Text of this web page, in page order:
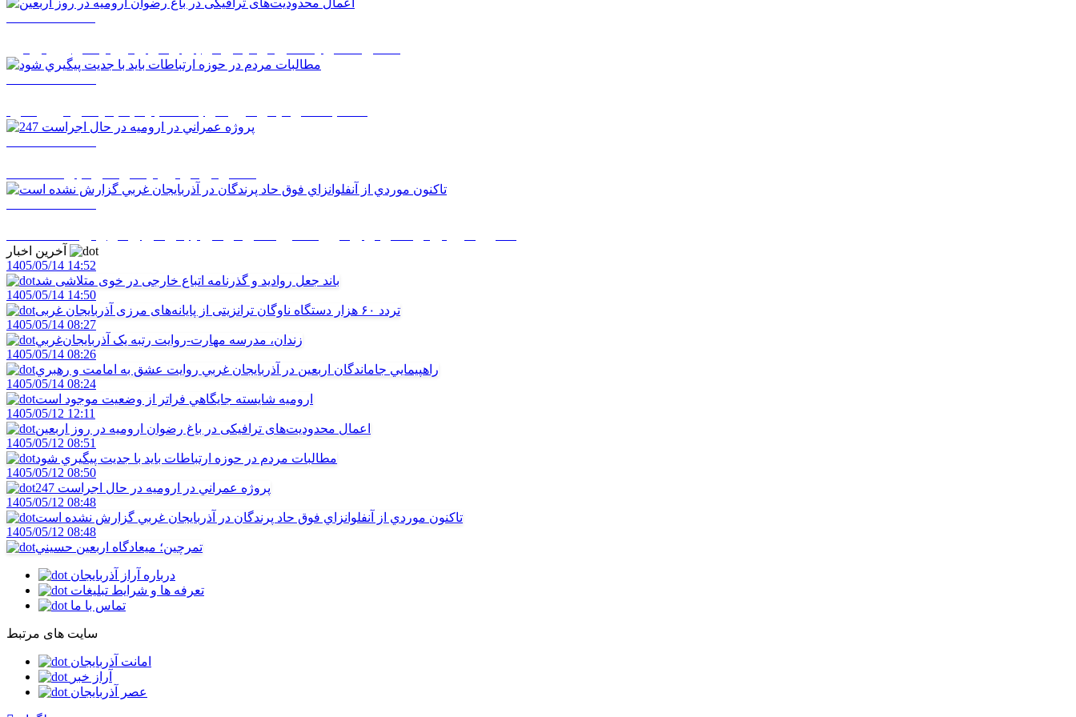
1405/05/14 14:52
باند جعل روادید و گذرنامه اتباع خارجی در خوی متلاشی شد
1405/05/14 14:50
تردد ۶۰ هزار دستگاه ناوگان ترانزیتی از پایانه‌های مرزی آذربایجان ‌غربی
1405/05/14 08:27
زندان، مدرسه مهارت-روايت رتبه يک آذربايجان‌غربي
1405/05/14 08:26
راهپيمايي جاماندگان اربعين در آذربايجان غربي روايت عشق به امامت و رهبري
1405/05/14 08:24
اروميه شايسته جايگاهي فراتر از وضعيت موجود است
1405/05/12 12:11
اعمال محدودیت‌های ترافیکی در باغ رضوان ارومیه در روز اربعین
1405/05/12 08:51
مطالبات مردم در حوزه ارتباطات بايد با جديت پيگيري شود
1405/05/12 08:50
247 پروژه عمراني در اروميه در حال اجراست
1405/05/12 08:48
تاکنون موردي از آنفلوانزاي فوق حاد پرندگان در آذربايجان غربي گزارش نشده است
1405/05/12 08:48
تمرچين؛ ميعادگاه اربعين حسيني
درباره آراز آذربایجان
تعرفه ها و شرایط تبلیغات
تماس با ما
سایت های مرتبط
امانت آذربایجان
آراز خبر
عصر آذربایجان